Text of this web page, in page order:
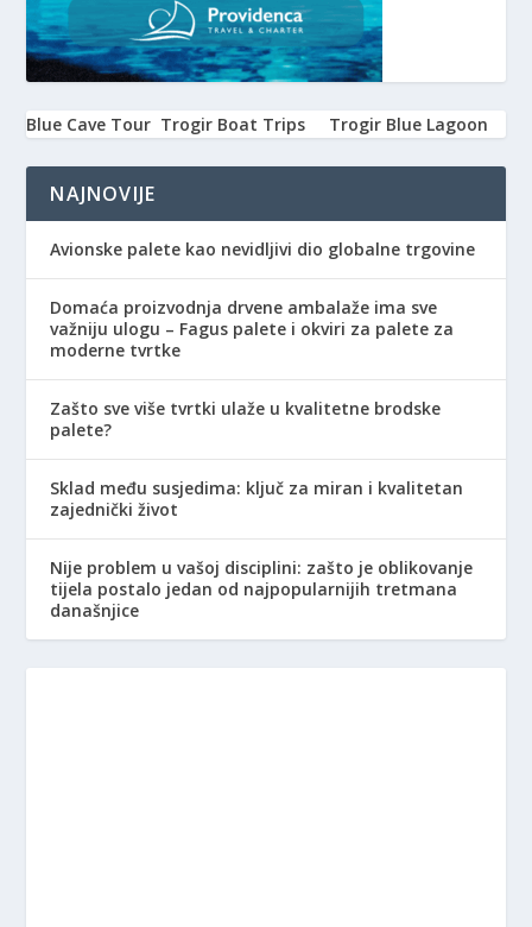
Blue Cave Tour Trogir Boat Trips Trogir Blue Lagoon
NAJNOVIJE
Avionske palete kao nevidljivi dio globalne trgovine
Domaća proizvodnja drvene ambalaže ima sve
važniju ulogu – Fagus palete i okviri za palete za
moderne tvrtke
Zašto sve više tvrtki ulaže u kvalitetne brodske
palete?
Sklad među susjedima: ključ za miran i kvalitetan
zajednički život
Nije problem u vašoj disciplini: zašto je oblikovanje
tijela postalo jedan od najpopularnijih tretmana
današnjice